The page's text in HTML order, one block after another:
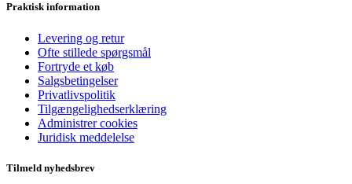
Praktisk information
Levering og retur
Ofte stillede spørgsmål
Fortryde et køb
Salgsbetingelser
Privatlivspolitik
Tilgængelighedserklæring
Administrer cookies
Juridisk meddelelse
Tilmeld nyhedsbrev